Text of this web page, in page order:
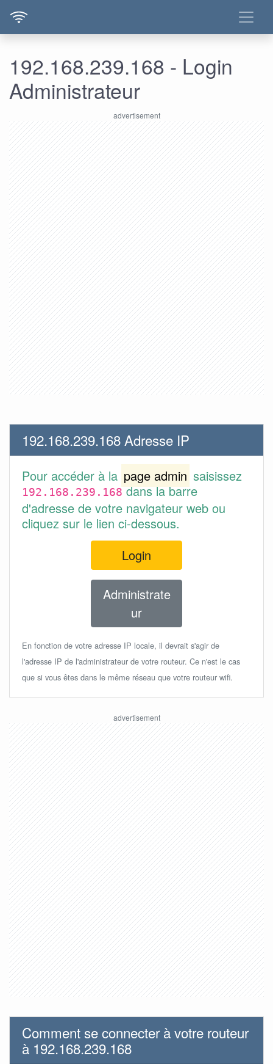
192.168.239.168 - Login
Administrateur
192.168.239.168 Adresse IP
Pour accéder à la page admin saisissez
192.168.239.168dans la barre
d'adresse de votre navigateur web ou
cliquez sur le lien ci-dessous.
Login
Administrate
ur
En fonction de votre adresse IP locale, il devrait s'agir de
l'adresse IP de l'administrateur de votre routeur. Ce n'est le cas
que si vous êtes dans le même réseau que votre routeur wifi.
Comment se connecter à votre routeur
à 192.168.239.168